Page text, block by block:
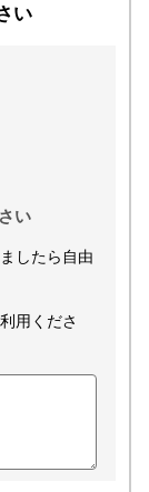
い
い
したら自由
用くださ